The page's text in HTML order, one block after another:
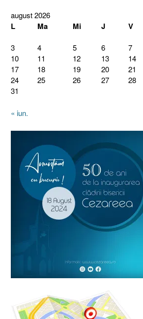
august 2026
L Ma Mi J V
3
4 5 6 7
10
11 12 13 14
17
18 19 20 21
24
25 26 27 28
31
« iun.